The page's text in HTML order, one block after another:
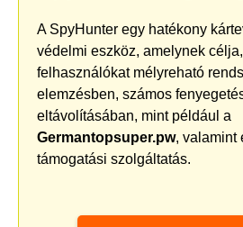
A SpyHunter egy hatékony
védelmi eszköz, amelynek
felhasználókat mélyreható
elemzésben, számos
eltávolításában, mint például a
Germantopsuper.pw, valamint
támogatási szolgáltatás.